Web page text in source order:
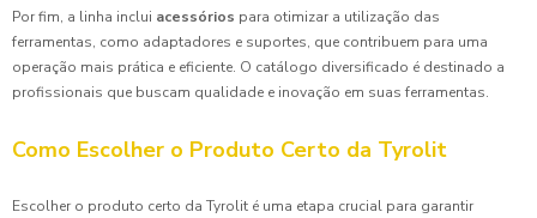
Por fim, a linha inclui acessórios para otimizar a utilização das
ferramentas, como adaptadores e suportes, que contribuem para uma
operação mais prática e eficiente. O catálogo diversificado é destinado a
profissionais que buscam qualidade e inovação em suas ferramentas.
Como Escolher o Produto Certo da Tyrolit
Escolher o produto certo da Tyrolit é uma etapa crucial para garantir